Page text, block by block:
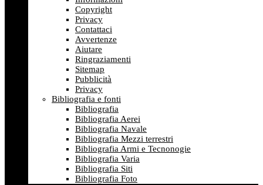
Copyright
Privacy
Contattaci
Avvertenze
Aiutare
Ringraziamenti
Sitemap
Pubblicità
Privacy
Bibliografia e fonti
Bibliografia
Bibliografia Aerei
Bibliografia Navale
Bibliografia Mezzi terrestri
Bibliografia Armi e Tecnonogie
Bibliografia Varia
Bibliografia Siti
Bibliografia Foto